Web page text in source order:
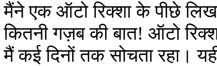
मैंने एक ऑटो रिक्शा के पीछे
कितनी गज़ब की बात! ऑटो
मैं कई दिनों तक सोचता रहा।